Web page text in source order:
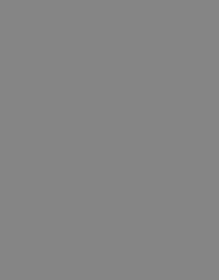
chặng đường đi.
về chi phí và cách thức gửi hàng, bạn
theo loại hàng và kích thước, khối lượng.
giá thấp nhất tại
Yên
Hà Nội